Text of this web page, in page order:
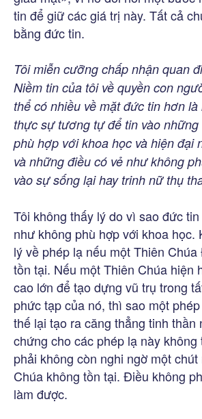
tin để giữ các giá trị này. Tất cả
bằng đức tin.
Tôi miễn cưỡng chấp nhận quan
Niềm tin của tôi về quyền con
thể có nhiều về mặt đức tin hơn
thực sự tương tự để tin vào
phù hợp với khoa học và hiện đại
và những điều có vẻ như không
vào sự sống lại hay trinh nữ thụ
Tôi không thấy lý do vì sao đức
như không phù hợp với khoa học.
lý về phép lạ nếu một Thiên
tồn tại. Nếu một Thiên Chúa hiện
cao lớn để tạo dựng vũ trụ trong
phức tạp của nó, thì sao một
thế lại tạo ra căng thẳng tinh thần
chứng cho các phép lạ này không
phải không còn nghi ngờ một
Chúa không tồn tại. Điều không
làm được.